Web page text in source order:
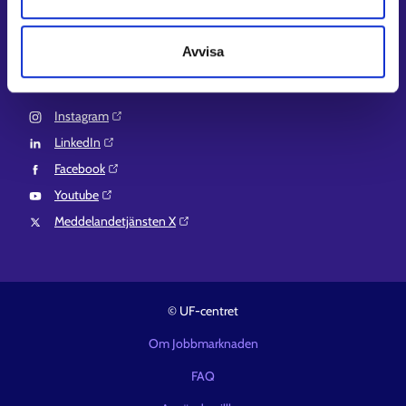
Avvisa
EURES⁠
Följ oss
Instagram⁠
LinkedIn⁠
Facebook⁠
Youtube⁠
Meddelandetjänsten X⁠
© UF-centret
Om Jobbmarknaden
FAQ